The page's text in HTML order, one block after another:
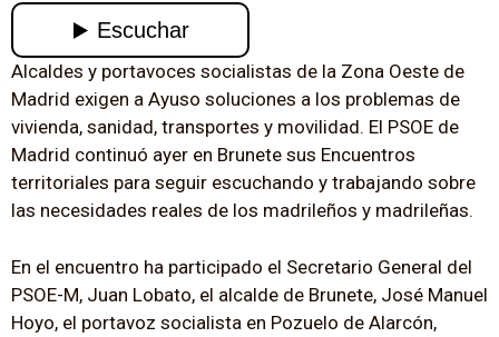
Alcaldes y portavoces socialistas de la Zona Oeste de
Madrid exigen a Ayuso soluciones a los problemas de
vivienda, sanidad, transportes y movilidad. El PSOE de
Madrid continuó ayer en Brunete sus Encuentros
territoriales para seguir escuchando y trabajando sobre
las necesidades reales de los madrileños y madrileñas.
En el encuentro ha participado el Secretario General del
PSOE-M, Juan Lobato, el alcalde de Brunete, José Manuel
Hoyo, el portavoz socialista en Pozuelo de Alarcón,